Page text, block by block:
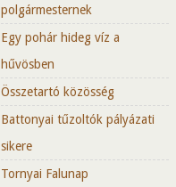
polgármesternek
Egy pohár hideg víz a
hűvösben
Összetartó közösség
Battonyai tűzoltók pályázati
sikere
Tornyai Falunap